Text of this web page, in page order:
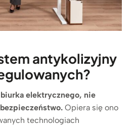
antykolizyjny
elektrycznego, nie
Opiera się ono
technologiach